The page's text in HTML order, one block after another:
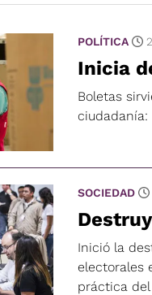
POLÍTICA
Inicia
Boletas
ciudadanía:
SOCIEDAD
Inició la
electorales
práctica